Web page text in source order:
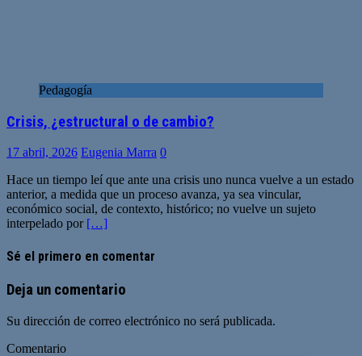
Pedagogía
Crisis, ¿estructural o de cambio?
17 abril, 2026 Eugenia Marra 0
Hace un tiempo leí que ante una crisis uno nunca vuelve a un estado
anterior, a medida que un proceso avanza, ya sea vincular,
económico social, de contexto, histórico; no vuelve un sujeto
interpelado por […]
Sé el primero en comentar
Deja un comentario
Su dirección de correo electrónico no será publicada.
Comentario